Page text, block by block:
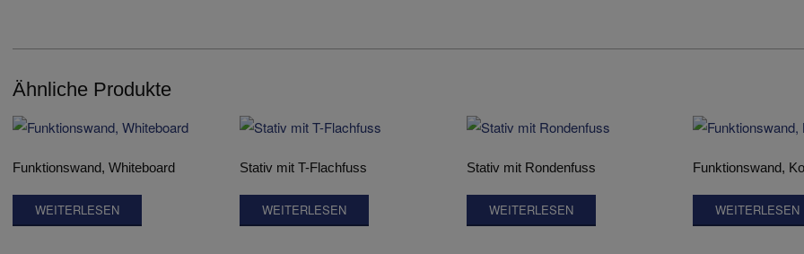
Ähnliche Produkte
Funktionswand, Whiteboard
WEITERLESEN
Stativ mit T-Flachfuss
WEITERLESEN
Stativ mit Rondenfuss
WEITERLESEN
Funktionswand,
WEITERLESEN